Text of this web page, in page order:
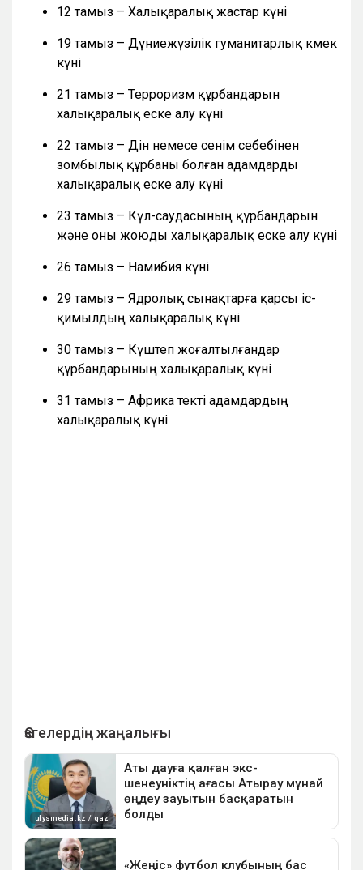
12 тамыз – Халықаралық жастар күні
19 тамыз – Дүниежүзілік гуманитарлық көмек
күні
21 тамыз – Терроризм құрбандарын
халықаралық еске алу күні
22 тамыз – Дін немесе сенім себебінен
зомбылық құрбаны болған адамдарды
халықаралық еске алу күні
23 тамыз – Күл-саудасының құрбандарын
және оны жоюды халықаралық еске алу күні
26 тамыз – Намибия күні
29 тамыз – Ядролық сынақтарға қарсы іс-
қимылдың халықаралық күні
30 тамыз – Күштеп жоғалтылғандар
құрбандарының халықаралық күні
31 тамыз – Африка текті адамдардың
халықаралық күні